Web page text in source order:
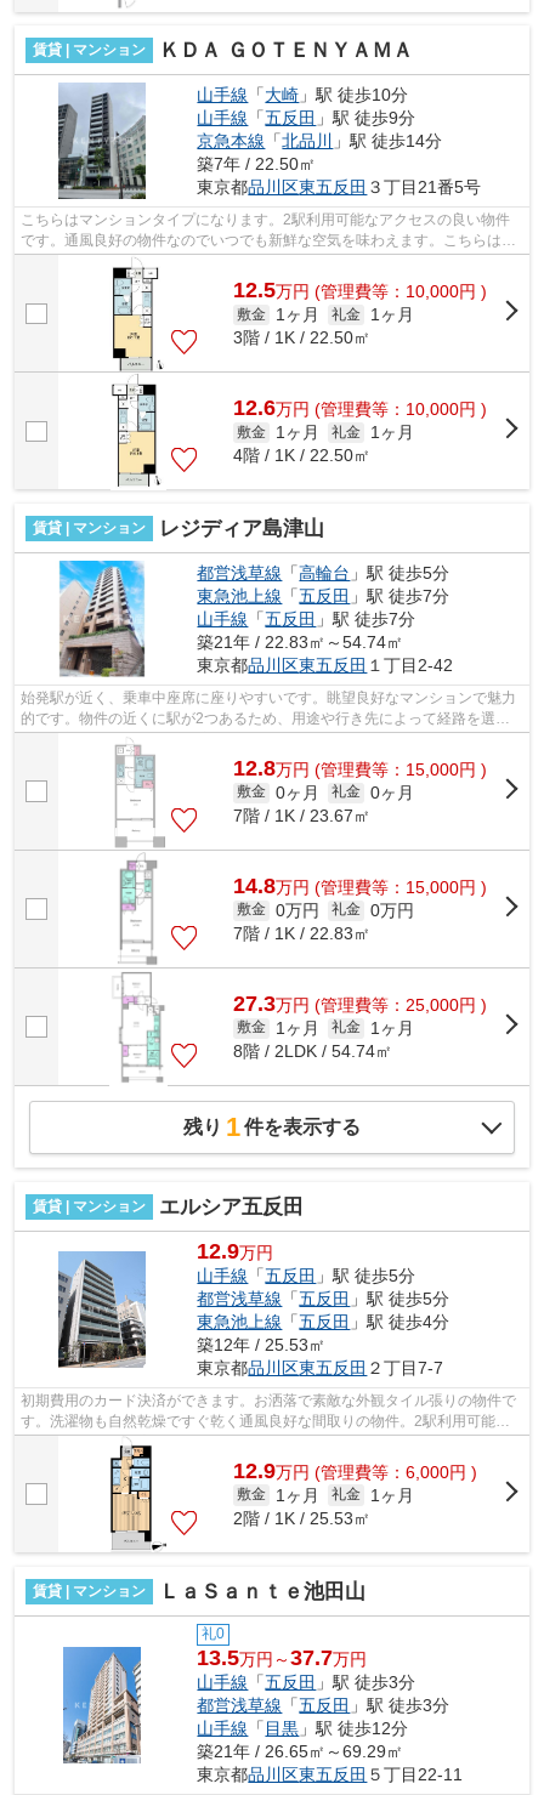
賃貸 | マンション ＫＤＡ ＧＯＴＥＮＹＡＭＡ
山手線 「大崎 」駅 徒歩10分
山手線 「五反田 」駅 徒歩9分
京急本線 「北品川
」駅 徒歩14分
築7年 / 22.50㎡
東京都品川区東五反田 ３丁目21番5号
こちらはマンションタイプになります。2駅利用可能なアクセスの良い物件
です。通風良好の物件なのでいつでも新鮮な空気を味わえます。こちらは初
期費用をカードでお支払いいただける物...
12.5万円 (管理費等：10,000円 )
敷金 1ヶ月 礼金
1ヶ月
3階 / 1K / 22.50㎡
12.6万円 (管理費等：10,000円 )
敷金 1ヶ月 礼金
1ヶ月
4階 / 1K / 22.50㎡
賃貸 | マンション レジディア島津山
都営浅草線 「高輪台 」駅 徒歩5分
東急池上線 「五反田 」駅 徒歩7分
山手線 「五反田 」駅 徒歩7分
築21年 / 22.83㎡～54.74㎡
東京都品川区東五反田 １丁目2-42
始発駅が近く、乗車中座席に座りやすいです。眺望良好なマンションで魅力
的です。物件の近くに駅が2つあるため、用途や行き先によって経路を選べ
ます。初期費用のカード決済ができます...
12.8万円 (管理費等：15,000円 )
敷金 0ヶ月 礼金 0ヶ月
7階 / 1K / 23.67㎡
14.8万円 (管理費等：15,000円 )
敷金 0万円 礼金 0万円
7階 / 1K / 22.83㎡
27.3万円 (管理費等：25,000円 )
敷金 1ヶ月 礼金
1ヶ月
8階 / 2LDK / 54.74㎡
残り 1件を表示する
賃貸 | マンション エルシア五反田
12.9万円
山手線 「五反田 」駅 徒歩5分
都営浅草線 「五反田 」駅 徒歩5分
東急池上線 「五反田 」駅 徒歩4分
築12年 / 25.53㎡
東京都品川区東五反田 ２丁目7-7
初期費用のカード決済ができます。お洒落で素敵な外観タイル張りの物件で
す。洗濯物も自然乾燥ですぐ乾く通風良好な間取りの物件。2駅利用可能な
物件で移動範囲が広がります。この物件...
12.9万円 (管理費等：6,000円 )
敷金 1ヶ月 礼金
1ヶ月
2階 / 1K / 25.53㎡
賃貸 | マンション ＬａＳａｎｔｅ池田山
礼0
13.5万円～37.7万円
山手線 「五反田 」駅 徒歩3分
都営浅草線 「五反田 」駅 徒歩3分
山手線 「 目黒 」駅 徒歩12分
築21年 / 26.65㎡～69.29㎡
東京都品川区東五反田 ５丁目22-11